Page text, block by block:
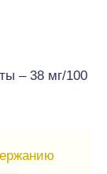
– 38 мг/100